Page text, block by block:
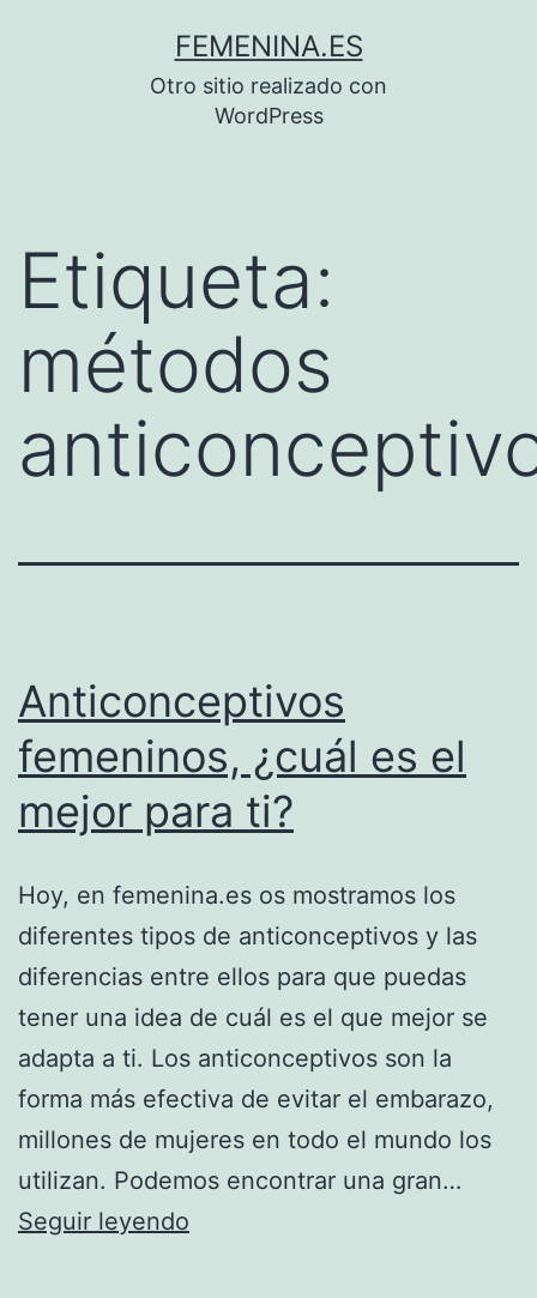
FEMENINA.ES
Otro sitio realizado con
WordPress
Etiqueta:
métodos
Anticonceptivos
femeninos, ¿cuál es el
mejor para ti?
Hoy, en femenina.es os mostramos los
diferentes tipos de anticonceptivos y las
diferencias entre ellos para que puedas
tener una idea de cuál es el que mejor se
adapta a ti. Los anticonceptivos son la
forma más efectiva de evitar el embarazo,
millones de mujeres en todo el mundo los
utilizan. Podemos encontrar una gran…
Seguir leyendo